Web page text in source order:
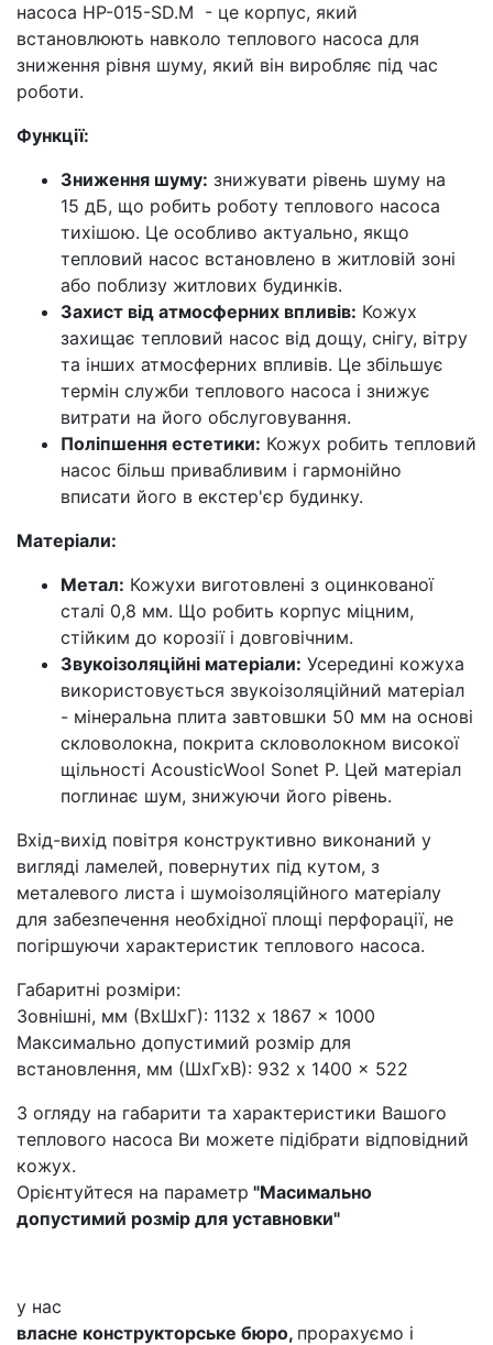
насоса HP-015-SD.M - це корпус, який
встановлюють навколо теплового насоса для
зниження рівня шуму, який він виробляє під час
роботи.
Функції:
Зниження шуму: знижувати рівень шуму на
15 дБ, що робить роботу теплового насоса
тихішою. Це особливо актуально, якщо
тепловий насос встановлено в житловій зоні
або поблизу житлових будинків.
Захист від атмосферних впливів: Кожух
захищає тепловий насос від дощу, снігу, вітру
та інших атмосферних впливів. Це збільшує
термін служби теплового насоса і знижує
витрати на його обслуговування.
Поліпшення естетики: Кожух робить тепловий
насос більш привабливим і гармонійно
вписати його в екстер'єр будинку.
Матеріали:
Метал: Кожухи виготовлені з оцинкованої
сталі 0,8 мм. Що робить корпус міцним,
стійким до корозії і довговічним.
Звукоізоляційні матеріали: Усередині кожуха
використовується звукоізоляційний матеріал
- мінеральна плита завтовшки 50 мм на основі
скловолокна, покрита скловолокном високої
щільності AcousticWool Sonet P. Цей матеріал
поглинає шум, знижуючи його рівень.
Вхід-вихід повітря конструктивно виконаний у
вигляді ламелей, повернутих під кутом, з
металевого листа і шумоізоляційного матеріалу
для забезпечення необхідної площі перфорації, не
погіршуючи характеристик теплового насоса.
Габаритні розміри:
Зовнішні, мм (ВхШхГ): 1132 x 1867 x 1000
Максимально допустимий розмір для
встановлення, мм (ШхГхВ): 932 x 1400 x 522
З огляду на габарити та характеристики Вашого
теплового насоса Ви можете підібрати відповідний
кожух.
Орієнтуйтеся на параметр "Масимально
допустимий розмір для уставновки"
у нас
власне конструкторське бюро, прорахуємо і